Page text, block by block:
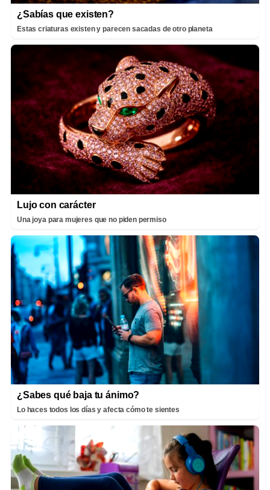
¿Sabías que existen?
Estas criaturas existen y parecen sacadas de otro planeta
Lujo con carácter
Una joya para mujeres que no piden permiso
¿Sabes qué baja tu ánimo?
Lo haces todos los días y afecta cómo te sientes